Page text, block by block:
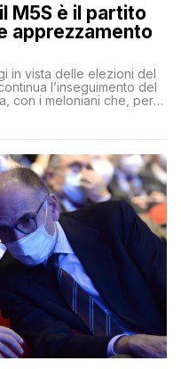
M5S è il partito
apprezzamento
in vista delle elezioni del
l’inseguimento del
con i meloniani che, però,
affermandosi come
a fine luglio), un